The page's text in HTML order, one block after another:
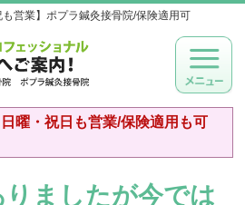
営業】ポプラ鍼灸接骨院/保険適用可
曜・祝日も営業/保険適用も可
ましたが今では